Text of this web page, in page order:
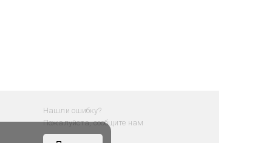
Нашли ошибку?
Пожалуйста, сообщите нам